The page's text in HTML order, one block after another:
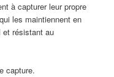
à capturer leur propre
les maintiennent en
et résistant au
capture.